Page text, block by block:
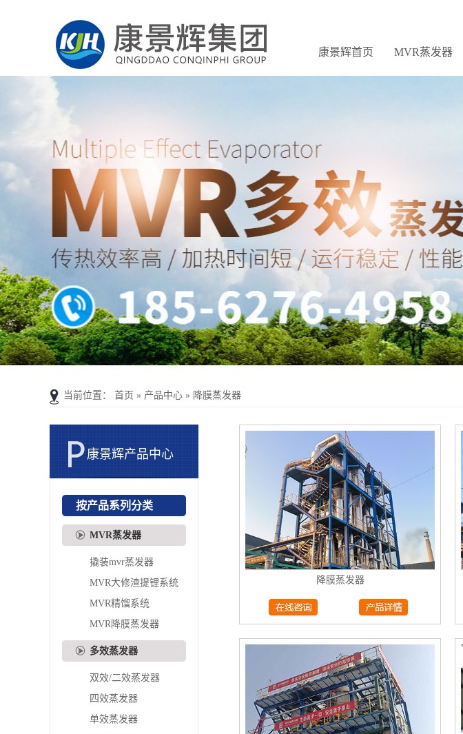
康景辉首页 MVR蒸发器
当前位置： 首页 » 产品中心 » 降膜蒸发器
降膜蒸发器
康景辉产品中心
按产品系列分类
MVR蒸发器
撬装mvr蒸发器
MVR大修渣提锂系统
MVR精馏系统
MVR降膜蒸发器
多效蒸发器
双效/二效蒸发器
四效蒸发器
单效蒸发器